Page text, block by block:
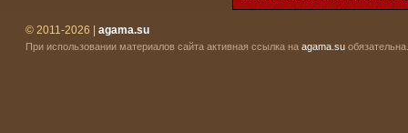
© 2011-2026 | agama.su
При использовании материалов сайта активная ссылка на agama.su обязательна.